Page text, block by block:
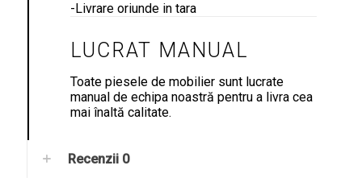
-Livrare oriunde in tara
LUCRAT MANUAL
Toate piesele de mobilier sunt lucrate
manual de echipa noastră pentru a livra cea
mai înaltă calitate.
Recenzii 0